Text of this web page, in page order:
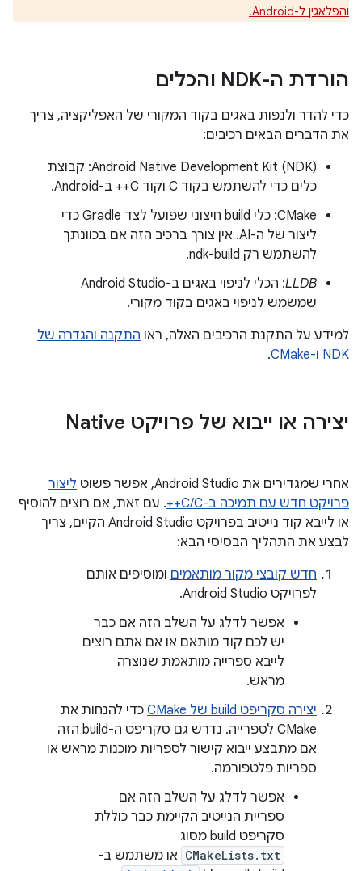
והפלאגין ל-Android.
הורדת ה-NDK והכלים
כדי להדר ולנפות באגים בקוד המקורי של האפליקציה, צריך
את הדברים הבאים רכיבים:
Android Native Development Kit (NDK): קבוצת
כלים כדי להשתמש בקוד C וקוד C++ ב-Android.
CMake: כלי build חיצוני שפועל לצד Gradle כדי
ליצור של ה-AI. אין צורך ברכיב הזה אם בכוונתך
להשתמש רק ndk-build.
LLDB
: הכלי לניפוי באגים ב-Android Studio
שמשמש לניפוי באגים בקוד מקורי.
למידע על התקנת הרכיבים האלה, ראו התקנה והגדרה של
NDK ו-CMake
.
יצירה או ייבוא של פרויקט Native
אחרי שמגדירים את Android Studio, אפשר פשוט
ליצור
פרויקט חדש עם תמיכה ב-C/C++
. עם זאת, אם רוצים להוסיף
או לייבא קוד נייטיב בפרויקט Android Studio הקיים, צריך
לבצע את התהליך הבסיסי הבא:
חדש קובצי מקור מותאמים ומוסיפים אותם
לפרויקט Android Studio.
אפשר לדלג על השלב הזה אם כבר
יש לכם קוד מותאם או אם אתם רוצים
לייבא ספרייה מותאמת שנוצרה
מראש.
יצירה סקריפט build של CMake
כדי להנחות את
CMake לספרייה. נדרש גם סקריפט ה-build הזה
אם מתבצע ייבוא קישור לספריות מוכנות מראש או
ספריות פלטפורמה.
אפשר לדלג על השלב הזה אם
ספריית הנייטיב הקיימת כבר כוללת
סקריפט build מסוג
CMakeLists.txt או משתמש ב-